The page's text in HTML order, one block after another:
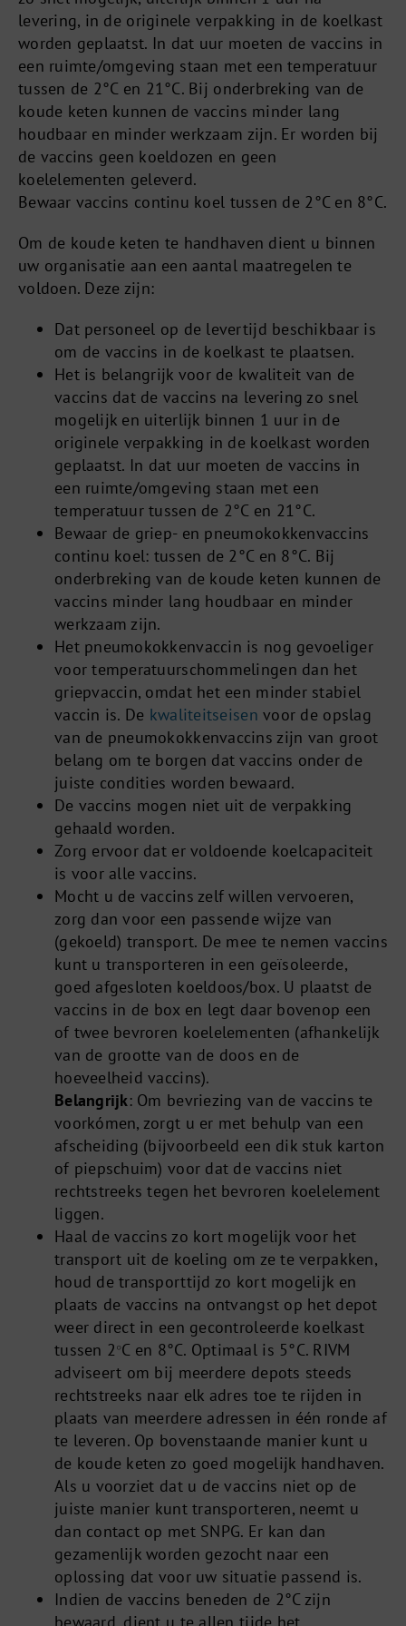
levering, in de originele verpakking in de koelkast
worden geplaatst. In dat uur moeten de vaccins in
een ruimte/omgeving staan met een temperatuur
tussen de 2°C en 21°C. Bij onderbreking van de
koude keten kunnen de vaccins minder lang
houdbaar en minder werkzaam zijn. Er worden bij
de vaccins geen koeldozen en geen
koelelementen geleverd.
Bewaar vaccins continu koel tussen de 2°C en 8°C.
Om de koude keten te handhaven dient u binnen
uw organisatie aan een aantal maatregelen te
voldoen. Deze zijn:
Dat personeel op de levertijd beschikbaar is
om de vaccins in de koelkast te plaatsen.
Het is belangrijk voor de kwaliteit van de
vaccins dat de vaccins na levering zo snel
mogelijk en uiterlijk binnen 1 uur in de
originele verpakking in de koelkast worden
geplaatst. In dat uur moeten de vaccins in
een ruimte/omgeving staan met een
temperatuur tussen de 2°C en 21°C.
Bewaar de griep- en pneumokokkenvaccins
continu koel: tussen de 2°C en 8°C. Bij
onderbreking van de koude keten kunnen de
vaccins minder lang houdbaar en minder
werkzaam zijn.
Het pneumokokkenvaccin is nog gevoeliger
voor temperatuurschommelingen dan het
griepvaccin, omdat het een minder stabiel
vaccin is. De kwaliteitseisen voor de opslag
van de pneumokokkenvaccins zijn van groot
belang om te borgen dat vaccins onder de
juiste condities worden bewaard.
De vaccins mogen niet uit de verpakking
gehaald worden.
Zorg ervoor dat er voldoende koelcapaciteit
is voor alle vaccins.
Mocht u de vaccins zelf willen vervoeren,
zorg dan voor een passende wijze van
(gekoeld) transport. De mee te nemen vaccins
kunt u transporteren in een geïsoleerde,
goed afgesloten koeldoos/box. U plaatst de
vaccins in de box en legt daar bovenop een
of twee bevroren koelelementen (afhankelijk
van de grootte van de doos en de
hoeveelheid vaccins).
Belangrijk: Om bevriezing van de vaccins te
voorkómen, zorgt u er met behulp van een
afscheiding (bijvoorbeeld een dik stuk karton
of piepschuim) voor dat de vaccins niet
rechtstreeks tegen het bevroren koelelement
liggen.
Haal de vaccins zo kort mogelijk voor het
transport uit de koeling om ze te verpakken,
houd de transporttijd zo kort mogelijk en
plaats de vaccins na ontvangst op het depot
weer direct in een gecontroleerde koelkast
tussen 2°C en 8°C. Optimaal is 5°C. RIVM
adviseert om bij meerdere depots steeds
rechtstreeks naar elk adres toe te rijden in
plaats van meerdere adressen in één ronde af
te leveren. Op bovenstaande manier kunt u
de koude keten zo goed mogelijk handhaven.
Als u voorziet dat u de vaccins niet op de
juiste manier kunt transporteren, neemt u
dan contact op met SNPG. Er kan dan
gezamenlijk worden gezocht naar een
oplossing dat voor uw situatie passend is.
Indien de vaccins beneden de 2°C zijn